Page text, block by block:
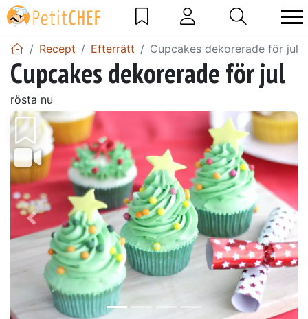
Recept Efterrätt Cupcakes dekorerade för jul
Cupcakes dekorerade för jul
rösta nu
Föregående